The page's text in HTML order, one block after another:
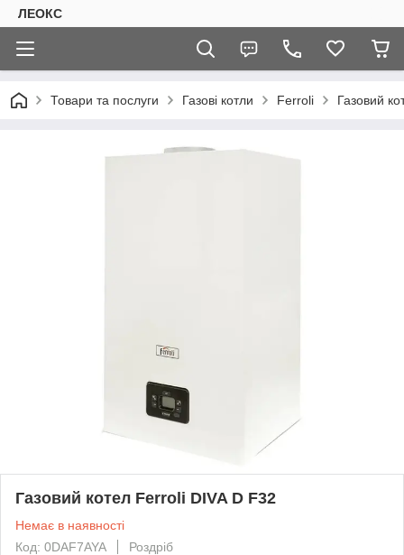
ЛЕОКС
Товари та послуги Газові котли Ferroli Газовий
Газовий котел Ferroli DIVA D F32
Немає в наявності
Код: 0DAF7AYA
Роздріб